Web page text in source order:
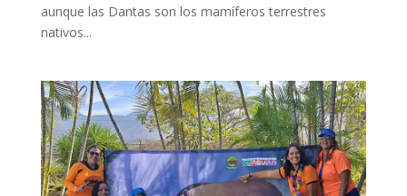
aunque las Dantas son los mamíferos terrestres
nativos...